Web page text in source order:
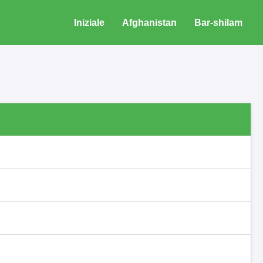
Iniziale Afghanistan Bar-shilam